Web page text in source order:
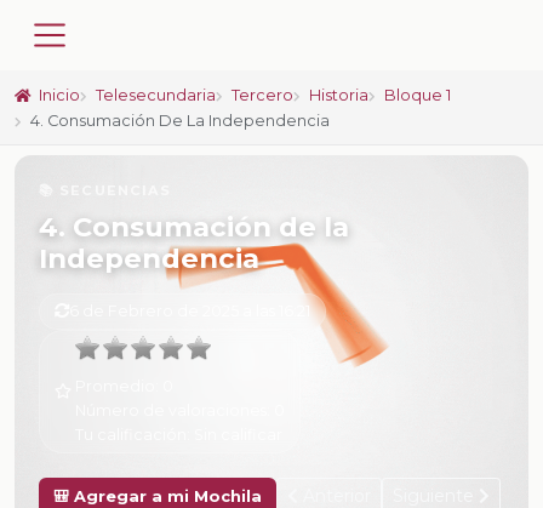
Inicio Telesecundaria Tercero Historia
Bloque 1
4. Consumación De La Independencia
4. Consumación de la
Independencia
6 de Febrero de 2025 a las 16:21
🎒 Agregar a mi Mochila